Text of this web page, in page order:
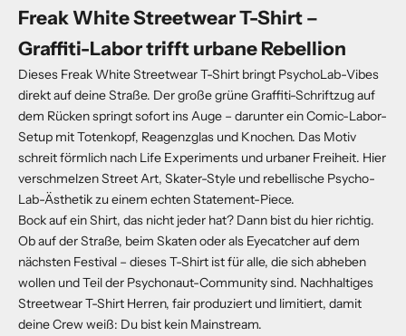
Freak White Streetwear T-Shirt –
Graffiti-Labor trifft urbane Rebellion
Dieses Freak White Streetwear T-Shirt bringt PsychoLab-Vibes
direkt auf deine Straße. Der große grüne Graffiti-Schriftzug auf
dem Rücken springt sofort ins Auge – darunter ein Comic-Labor-
Setup mit Totenkopf, Reagenzglas und Knochen. Das Motiv
schreit förmlich nach Life Experiments und urbaner Freiheit. Hier
verschmelzen Street Art, Skater-Style und rebellische Psycho-
Lab-Ästhetik zu einem echten Statement-Piece.
Bock auf ein Shirt, das nicht jeder hat? Dann bist du hier richtig.
Ob auf der Straße, beim Skaten oder als Eyecatcher auf dem
nächsten Festival – dieses T-Shirt ist für alle, die sich abheben
wollen und Teil der Psychonaut-Community sind. Nachhaltiges
Streetwear T-Shirt Herren, fair produziert und limitiert, damit
deine Crew weiß: Du bist kein Mainstream.